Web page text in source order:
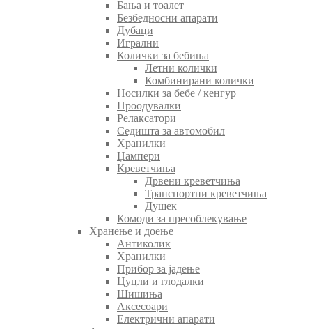
Бања и тоалет
Безбедносни апарати
Дубаци
Игрални
Колички за бебиња
Летни колички
Комбинирани колички
Носилки за бебе / кенгур
Проодувалки
Релаксатори
Седишта за автомобил
Хранилки
Џампери
Креветчиња
Дрвени креветчиња
Транспортни креветчиња
Душек
Комоди за пресоблекување
Хранење и доење
Антиколик
Хранилки
Прибор за јадење
Цуцли и глодалки
Шишиња
Аксесоари
Електрични апарати